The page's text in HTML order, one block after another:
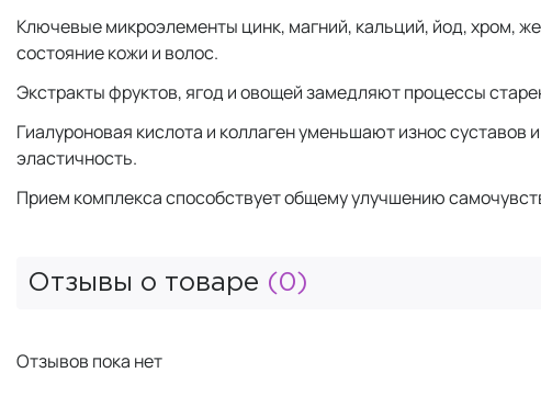
Ключевые микроэлементы цинк, магний, кальций, йод, хром,
состояние кожи и волос.
Экстракты фруктов, ягод и овощей замедляют процессы
Гиалуроновая кислота и коллаген уменьшают износ
эластичность.
Прием комплекса способствует общему улучшению
Отзывы о товаре (0)
Отзывов пока нет